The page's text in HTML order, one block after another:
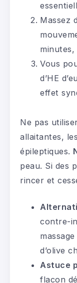
Massez
Vous
d’HE
effet
Ne pas
allaitantes,
épileptiques.
peau. Si des
rincer et
contre-
d’olive
Astuce
flacon